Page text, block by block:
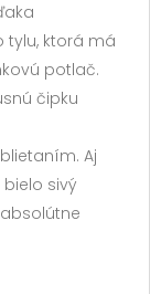
tylu, ktorá má
potlač.
čipku
Aj
sivý